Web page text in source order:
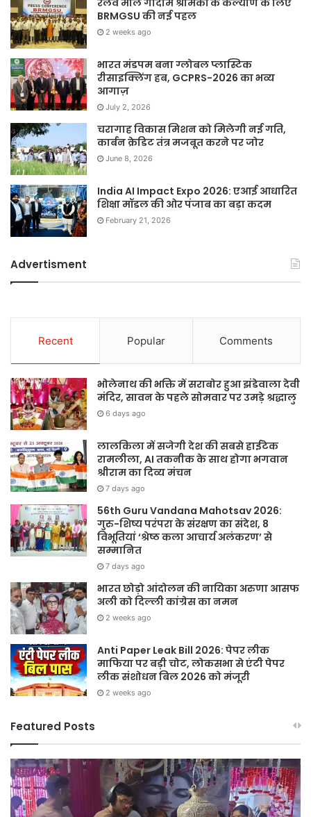
रेलवे माल गोदाम श्रमिकों के कल्याण के लिए
BRMGSU की नई पहल
2 weeks ago
भारत मंडपम बना ग्लोबल प्लास्टिक
रीसाइक्लिंग हब, GCPRS-2026 का भव्य
आगाज़
July 2, 2026
चरागाह विकास मिशन को मिलेगी नई गति,
कार्बन क्रेडिट तंत्र मजबूत करने पर जोर
June 8, 2026
India AI Impact Expo 2026: एआई आधारित
शिक्षा मॉडल की ओर पंजाब का बड़ा कदम
February 21, 2026
Advertisment
Recent Popular Comments
भोलेनाथ की भक्ति में सराबोर हुआ झंडेवाला देवी
मंदिर, सावन के पहले सोमवार पर उमड़े श्रद्धालु
6 days ago
लालकिला में सजेगी देश की सबसे हाईटेक
रामलीला, AI तकनीक के साथ होगा भगवान
श्रीराम का दिव्य मंचन
7 days ago
56th Guru Vandana Mahotsav 2026:
गुरु-शिष्य परंपरा के संरक्षण का संदेश, 8
विभूतियां ‘श्रेष्ठ कला आचार्य अलंकरण’ से
सम्मानित
7 days ago
भारत छोड़ो आंदोलन की नायिका अरुणा आसफ
अली को दिल्ली कांग्रेस का नमन
2 weeks ago
Anti Paper Leak Bill 2026: पेपर लीक
माफिया पर बड़ी चोट, लोकसभा से एंटी पेपर
लीक संशोधन बिल 2026 को मंजूरी
2 weeks ago
Featured Posts
हर
घर
तिरंगा,
हर